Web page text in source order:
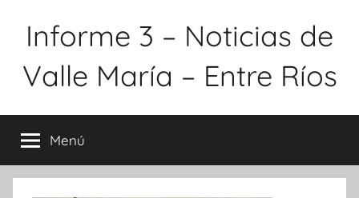
Informe 3 – Noticias de
Valle María – Entre Ríos
Menú